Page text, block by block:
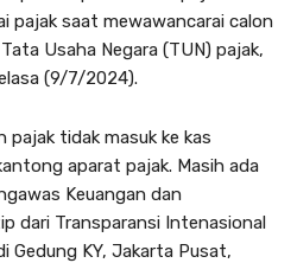
pajak saat mewawancarai calon
Usaha Negara (TUN) pajak,
(9/7/2024).
pajak tidak masuk ke kas
aparat pajak. Masih ada
Keuangan dan
dari Transparansi Intenasional
Gedung KY, Jakarta Pusat,